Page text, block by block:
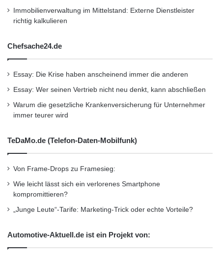
Reifenwechsel wird komplizierter
Sensoren direkt in den Rädern – das wird
bestimmt das am meisten verwendete System
sein. Für die Autofahrer ist dadurch der
manche Autoinstrumente wieder neu
Port, wenn beim Reifenwechsel auch die
Sensoren ausgetauscht werden müssen.
„Der Reifenwechsel sollte deshalb vom
Reifenservice gemacht werden. Vianor hat alle
Immobilienverwaltung im Mittelstand: Externe Dienstleister
richtig kalkulieren
Chefsache24.de
Essay: Die Krise haben anscheinend immer die anderen
Essay: Wer seinen Vertrieb nicht neu denkt, kann abschließen
Warum die gesetzliche Krankenversicherung für Unternehmer
immer teurer wird
TeDaMo.de (Telefon-Daten-Mobilfunk)
Von Frame-Drops zu Framesieg:
Wie leicht lässt sich ein verlorenes Smartphone
kompromittieren?
„Junge Leute“-Tarife: Marketing-Trick oder echte Vorteile?
Automotive-Aktuell.de ist ein Projekt von: